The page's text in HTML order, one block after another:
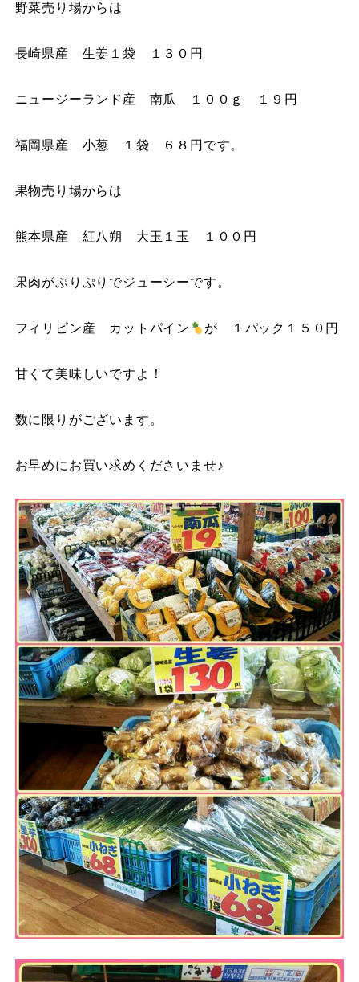
野菜売り場からは
長崎県産 生姜１袋 １３０円
ニュージーランド産 南瓜 １００ｇ １９円
福岡県産 小葱 １袋 ６８円です。
果物売り場からは
熊本県産 紅八朔 大玉１玉 １００円
果肉がぷりぷりでジューシーです。
フィリピン産 カットパイン が １パック１５０円
甘くて美味しいですよ！
数に限りがございます。
お早めにお買い求めくださいませ♪